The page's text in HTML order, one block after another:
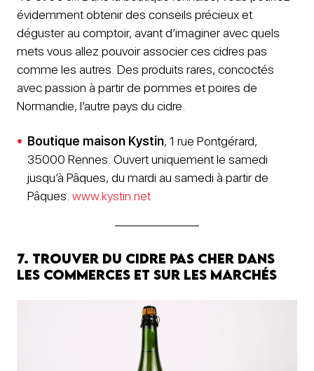
évidemment obtenir des conseils précieux et
déguster au comptoir, avant d’imaginer avec quels
mets vous allez pouvoir associer ces cidres pas
comme les autres. Des produits rares, concoctés
avec passion à partir de pommes et poires de
Normandie, l’autre pays du cidre.
Boutique maison Kystin, 1 rue Pontgérard,
35000 Rennes. Ouvert uniquement le samedi
jusqu’à Pâques, du mardi au samedi à partir de
Pâques. www.kystin.net
7. Trouver du cidre pas cher dans
les commerces et sur les marchés